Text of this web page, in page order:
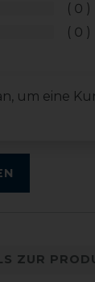
0
0
um eine
ZUR